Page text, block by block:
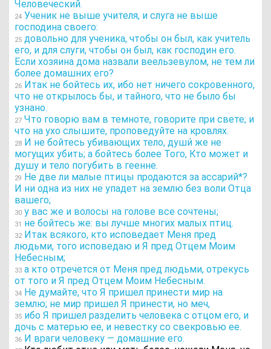
Человеческий.
24 Ученик не выше учителя, и слуга не выше
господина своего:
25 довольно для ученика, чтобы он был, как учитель
его, и для слуги, чтобы он был, как господин его.
Если хозяина дома назвали веельзевулом, не тем ли
более домашних его?
26 Итак не бойтесь их, ибо нет ничего сокровенного,
что не открылось бы, и тайного, что не было бы
узнано.
27 Что говорю вам в темноте, говорите при свете; и
что на ухо слышите, проповедуйте на кровлях.
28 И не бойтесь убивающих тело, души́ же не
могущих убить; а бойтесь более Того, Кто может и
душу и тело погубить в геенне.
29 Не две ли малые птицы продаются за ассарий*?
И ни одна из них не упадет на землю без воли Отца
вашего;
30 у вас же и волосы на голове все сочтены;
31 не бойтесь же: вы лучше многих малых птиц.
32Итак всякого, кто исповедает Меня пред
людьми, того исповедаю и Я пред Отцем Моим
Небесным;
33 а кто отречется от Меня пред людьми, отрекусь
от того и Я пред Отцем Моим Небесным.
34 Не думайте, что Я пришел принести мир на
землю; не мир пришел Я принести, но меч,
35 ибо Я пришел разделить человека с отцом его, и
дочь с матерью ее, и невестку со свекровью ее.
36 И враги человеку — домашние его.